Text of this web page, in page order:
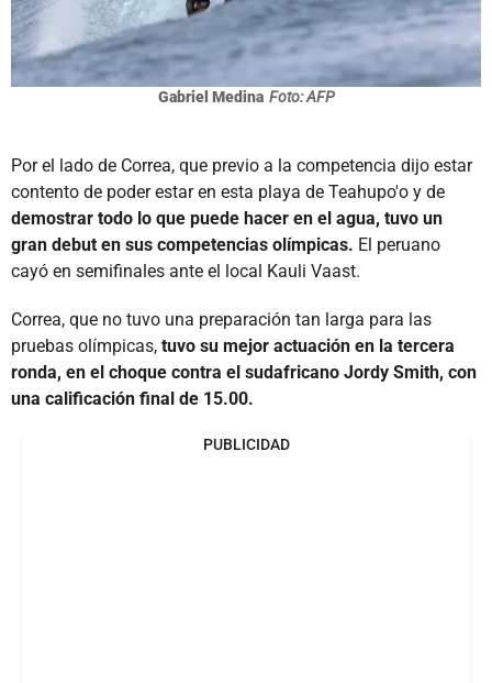
Gabriel Medina Foto: AFP
Por el lado de Correa, que previo a la competencia dijo estar
contento de poder estar en esta playa de Teahupo'o y de
demostrar todo lo que puede hacer en el agua, tuvo un
gran debut en sus competencias olímpicas. El peruano
cayó en semifinales ante el local Kauli Vaast.
Correa, que no tuvo una preparación tan larga para las
pruebas olímpicas, tuvo su mejor actuación en la tercera
ronda, en el choque contra el sudafricano Jordy Smith, con
una calificación final de 15.00.
PUBLICIDAD